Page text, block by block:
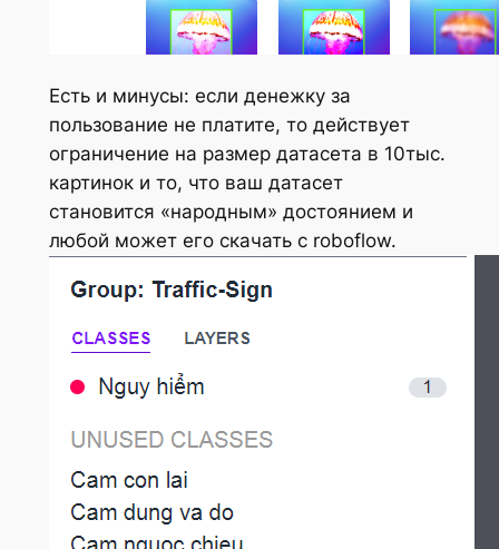
Есть и минусы: если денежку за
пользование не платите, то действует
ограничение на размер датасета в 10тыс.
картинок и то, что ваш датасет
становится «народным» достоянием и
любой может его скачать с roboflow.